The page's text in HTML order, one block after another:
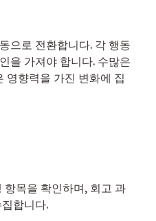
으로 전환합니다. 각 행동
을 가져야 합니다. 수많은
영향력을 가진 변화에 집
항목을 확인하며, 회고 과
합니다.